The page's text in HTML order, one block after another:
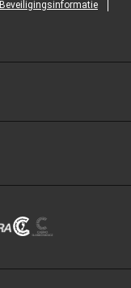
Beveiligingsinformatie